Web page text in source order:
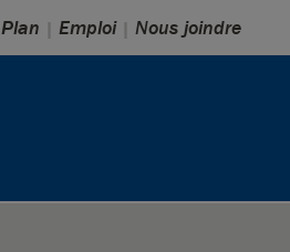
Plan Emploi Nous joindre